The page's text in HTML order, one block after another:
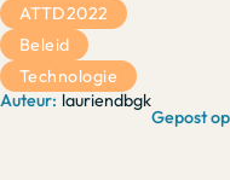
lauriendbgk
ATTD2022
Beleid
Technologie